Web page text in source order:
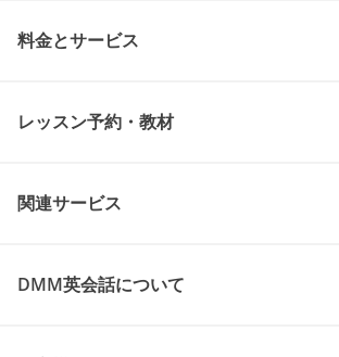
料金とサービス
レッスン予約・教材
関連サービス
DMM英会話について